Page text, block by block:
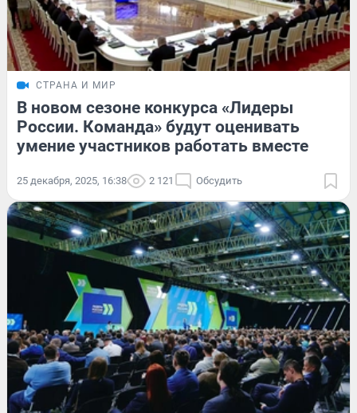
СТРАНА И МИР
В новом сезоне конкурса «Лидеры
России. Команда» будут оценивать
умение участников работать вместе
25 декабря, 2025, 16:38 2 121 Обсудить